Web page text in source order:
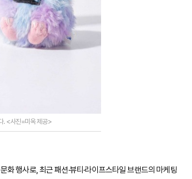
. <사진=미옥 제공>
행사로, 최근 패션·뷰티·라이프스타일 브랜드의 마케팅